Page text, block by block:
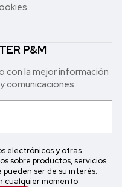
P&M
la mejor in formación
comunicaciones.
electrónicos y otras
sobre productos, servicios
ser de su interés.
cualquier momento